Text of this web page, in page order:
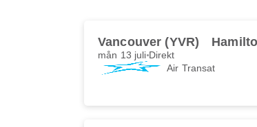
Vancouver (YVR)
mån 13 juli Direkt
Air Transat